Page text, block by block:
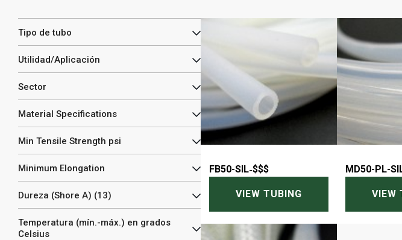
Tipo de tubo
Utilidad/Aplicación
Sector
Material Specifications
Min Tensile Strength psi
Minimum Elongation
Dureza (Shore A) (13)
Temperatura (mín.-máx.) en grados
Celsius
FB50-SIL-$$$
VIEW TUBING
MD50-PL-
VIEW